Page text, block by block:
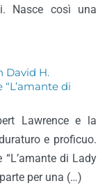
Nasce così una
David H.
“L’amante di
Lawrence e la
e proficuo.
di Lady
per una (…)